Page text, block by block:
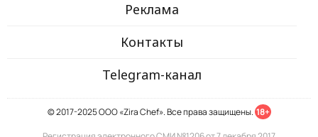
Реклама
Контакты
Telegram-канал
© 2017-2025 ООО «Zira Chef». Все права защищены. 18+